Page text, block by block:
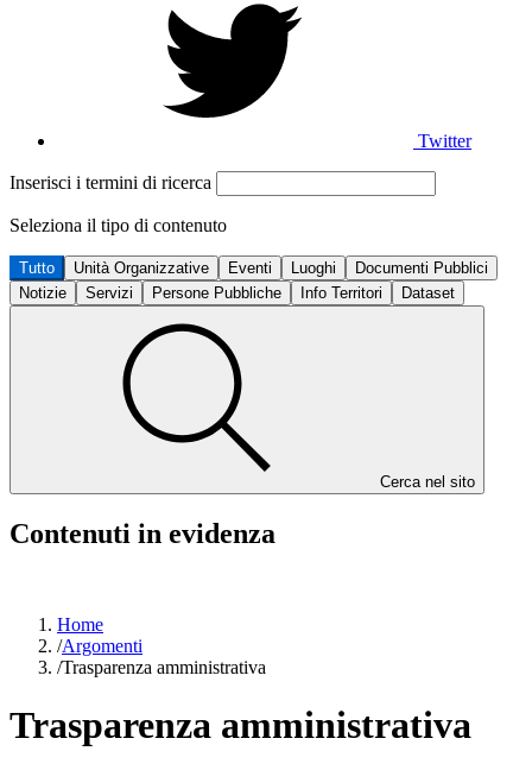
Twitter
Inserisci i termini di ricerca
Seleziona il tipo di contenuto
Tutto Unità Organizzative Eventi Luoghi
Documenti Pubblici
Notizie
Servizi Persone Pubbliche Info Territori Dataset
Cerca nel sito
Contenuti in evidenza
Home
/Argomenti
/Trasparenza amministrativa
Trasparenza amministrativa